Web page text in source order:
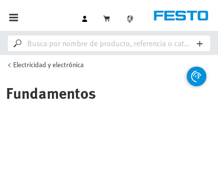
Electricidad y electrónica
Fundamentos